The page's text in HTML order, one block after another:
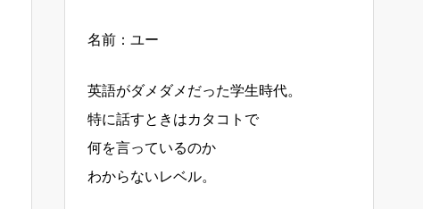
名前：ユー
英語がダメダメだった学生時代。
特に話すときはカタコトで
何を言っているのか
わからないレベル。